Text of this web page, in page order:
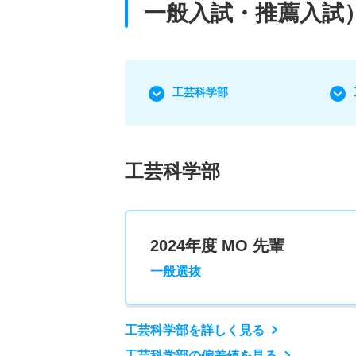
一般入試・推薦入試）
工芸科学部
工芸科学部
2024年度 MO 先輩
一般選抜
工芸科学部を詳しく見る